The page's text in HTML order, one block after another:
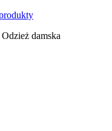
Odzież damska